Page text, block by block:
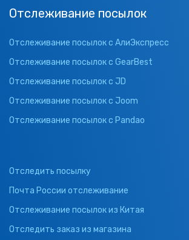
Отслеживание посылок
Отслеживание посылок с АлиЭкспресс
Отслеживание посылок с GearBest
Отслеживание посылок с JD
Отслеживание посылок с Joom
Отслеживание посылок с Pandao
Отследить посылку
Почта России отслеживание
Отслеживание посылок из Китая
Отследить заказ из магазина